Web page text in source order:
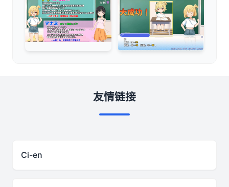
友情链接
Ci-en